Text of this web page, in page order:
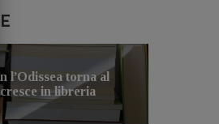
l’Odissea torna al
cresce in libreria